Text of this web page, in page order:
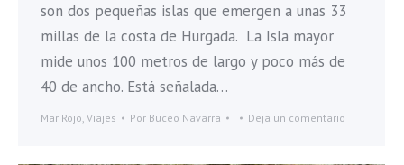
son dos pequeñas islas que emergen a unas 33
millas de la costa de Hurgada. La Isla mayor
mide unos 100 metros de largo y poco más de
40 de ancho. Está señalada…
Mar Rojo, Viajes Por Buceo Navarra Deja un comentario